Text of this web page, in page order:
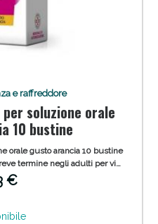
e raffreddore
soluzione orale
10 bustine
orale gusto arancia 10 bustine
termine negli adulti per via
influenza, inclusi il dolore di
quando associati a
€